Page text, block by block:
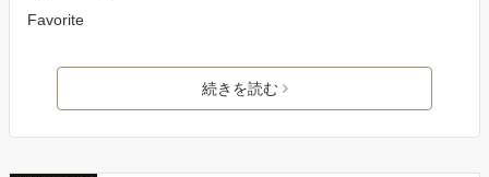
Favorite
続きを読む